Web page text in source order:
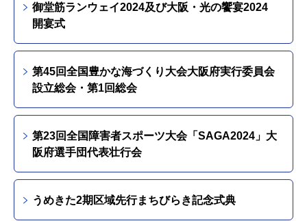
御堂筋ランウェイ2024及び大阪・光の饗宴2024
開宴式
第45回全国豊かな海づくり大会大阪府実行委員会
設立総会・第1回総会
第23回全国障害者スポーツ大会「SAGA2024」大
阪府選手団代表壮行会
うめきた2期区域先行まちびらき記念式典